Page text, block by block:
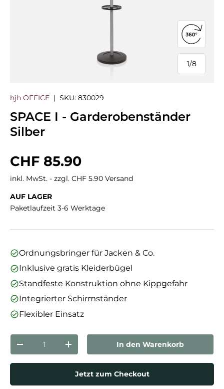
1/
von
8
360°-
hjh OFFICE | SKU: 830029
SPACE I - Garderobenständer
Silber
Normaler Preis
CHF 85.90
inkl. MwSt. - zzgl. CHF 5.90 Versand
AUF LAGER
Paketlaufzeit 3-6 Werktage
Ordnungsbringer für Jacken & Co.
Inklusive gratis Kleiderbügel
Standfeste Konstruktion ohne Kippgefahr
Integrierter Schirmständer
Flexibler Einsatz
Anzahl
Menge verringernMenge erhöhenIn den Warenkorb
Jetzt zum Checkout